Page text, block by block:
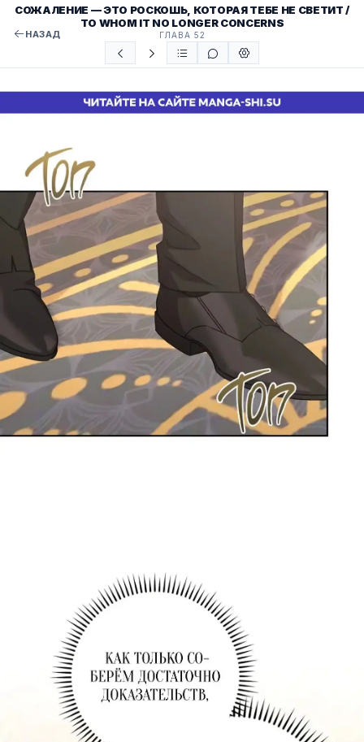
НАЗАД
СОЖАЛЕНИЕ — ЭТО РОСКОШЬ, КОТОРАЯ ТЕБЕ НЕ СВЕТИТ /
TO WHOM IT NO LONGER CONCERNS
ГЛАВА 52